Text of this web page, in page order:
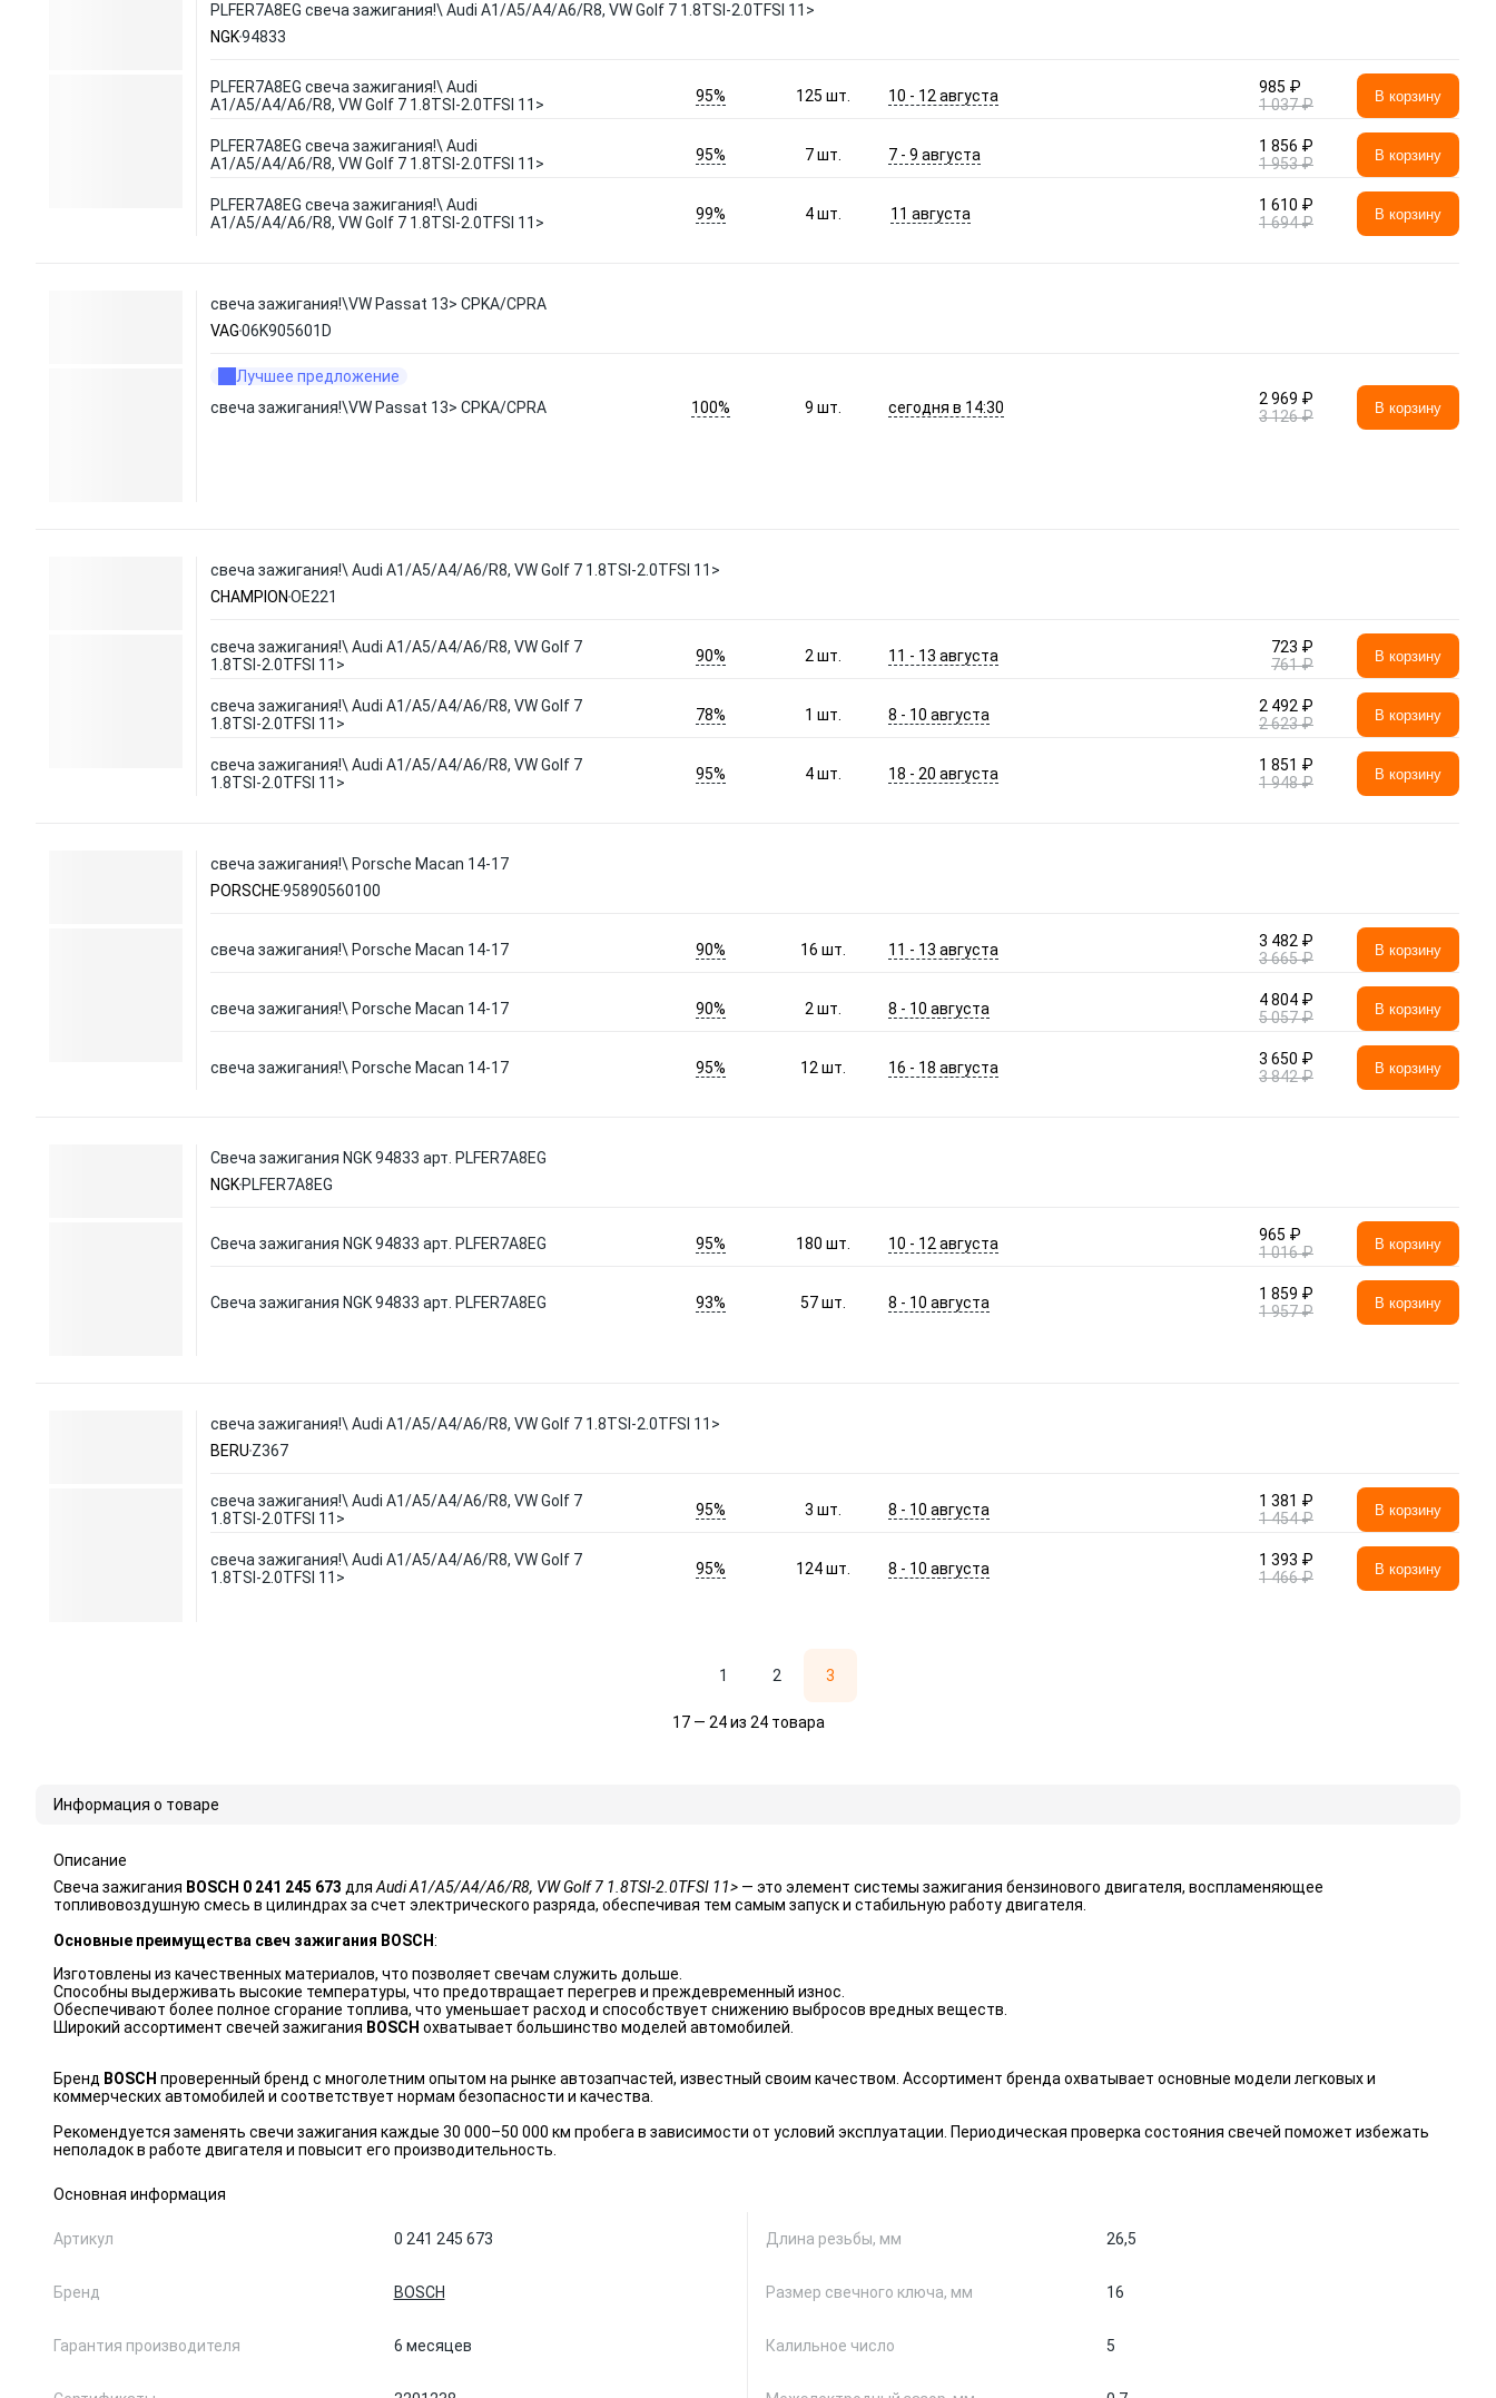
PLFER7A8EG свеча зажигания!\ Audi A1/A5/A4/A6/R8, VW Golf 7 1.8TSI-2.0TFSI 11>
NGK94833
PLFER7A8EG свеча зажигания!\ Audi
A1/A5/A4/A6/R8, VW Golf 7 1.8TSI-2.0TFSI 11>
95% 125шт. 10 - 12 августа
985 ₽
1 037 ₽
В корзину
PLFER7A8EG свеча зажигания!\ Audi
A1/A5/A4/A6/R8, VW Golf 7 1.8TSI-2.0TFSI 11>
95% 7шт. 7 - 9 августа
1 856 ₽
1 953 ₽
В корзину
PLFER7A8EG свеча зажигания!\ Audi
A1/A5/A4/A6/R8, VW Golf 7 1.8TSI-2.0TFSI 11>
99% 4шт. 11 августа
1 610 ₽
1 694 ₽
В корзину
свеча зажигания!\VW Passat 13> CPKA/CPRA
VAG06K905601D
Лучшее предложение
свеча зажигания!\VW Passat 13> CPKA/CPRA
100% 9шт. сегодня в 14:30
2 969 ₽
3 126 ₽
В корзину
свеча зажигания!\ Audi A1/A5/A4/A6/R8, VW Golf 7 1.8TSI-2.0TFSI 11>
CHAMPION OE221
свеча зажигания!\ Audi A1/A5/A4/A6/R8, VW Golf 7
1.8TSI-2.0TFSI 11>
90% 2шт. 11 - 13 августа
723 ₽
761 ₽
В корзину
свеча зажигания!\ Audi A1/A5/A4/A6/R8, VW Golf 7
1.8TSI-2.0TFSI 11>
78% 1шт. 8 - 10 августа
2 492 ₽
2 623 ₽
В корзину
свеча зажигания!\ Audi A1/A5/A4/A6/R8, VW Golf 7
1.8TSI-2.0TFSI 11>
95% 4шт. 18 - 20 августа
1 851 ₽
1 948 ₽
В корзину
свеча зажигания!\ Porsche Macan 14-17
PORSCHE95890560100
свеча зажигания!\ Porsche Macan 14-17 90% 16шт. 11 - 13 августа
3 482 ₽
3 665 ₽
В корзину
свеча зажигания!\ Porsche Macan 14-17 90% 2шт. 8 - 10 августа
4 804 ₽
5 057 ₽
В корзину
свеча зажигания!\ Porsche Macan 14-17 95% 12шт. 16 - 18 августа
3 650 ₽
3 842 ₽
В корзину
Свеча зажигания NGK 94833 арт. PLFER7A8EG
NGK PLFER7A8EG
Свеча зажигания NGK 94833 арт. PLFER7A8EG 95% 180шт. 10 - 12 августа
965 ₽
1 016 ₽
В корзину
Свеча зажигания NGK 94833 арт. PLFER7A8EG 93% 57шт. 8 - 10 августа
1 859 ₽
1 957 ₽
В корзину
свеча зажигания!\ Audi A1/A5/A4/A6/R8, VW Golf 7 1.8TSI-2.0TFSI 11>
BERU Z367
свеча зажигания!\ Audi A1/A5/A4/A6/R8, VW Golf 7
1.8TSI-2.0TFSI 11>
95% 3шт. 8 - 10 августа
1 381 ₽
1 454 ₽
В корзину
свеча зажигания!\ Audi A1/A5/A4/A6/R8, VW Golf 7
1.8TSI-2.0TFSI 11>
95% 124шт. 8 - 10 августа
1 393 ₽
1 466 ₽
В корзину
1 2 3
17 — 24 из 24 товара
Информация о товаре
Описание
Свеча зажигания BOSCH 0 241 245 673 для Audi A1/A5/A4/A6/R8, VW Golf 7 1.8TSI-2.0TFSI 11> — это элемент системы зажигания бензинового двигателя, воспламеняющее
топливовоздушную смесь в цилиндрах за счет электрического разряда, обеспечивая тем самым запуск и стабильную работу двигателя.
Основные преимущества свеч зажигания BOSCH:
Изготовлены из качественных материалов, что позволяет свечам служить дольше.
Способны выдерживать высокие температуры, что предотвращает перегрев и преждевременный износ.
Обеспечивают более полное сгорание топлива, что уменьшает расход и способствует снижению выбросов вредных веществ.
Широкий ассортимент свечей зажигания BOSCH охватывает большинство моделей автомобилей.
Бренд BOSCH проверенный бренд с многолетним опытом на рынке автозапчастей, известный своим качеством. Ассортимент бренда охватывает основные модели легковых и
коммерческих автомобилей и соответствует нормам безопасности и качества.
Рекомендуется заменять свечи зажигания каждые 30 000–50 000 км пробега в зависимости от условий эксплуатации. Периодическая проверка состояния свечей поможет избежать
неполадок в работе двигателя и повысит его производительность.
Основная информация
Артикул 0 241 245 673
Бренд BOSCH
Гарантия производителя 6 месяцев
Длина резьбы, мм 26,5
Размер свечного ключа, мм 16
Калильное число 5